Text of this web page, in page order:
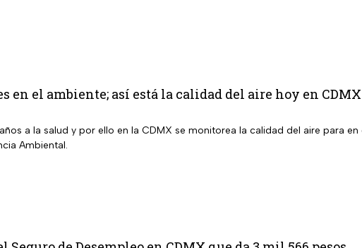
el ambiente; así está la calidad del aire hoy en CDMX
a la salud y por ello en la CDMX se monitorea la calidad del aire para en
Ambiental.